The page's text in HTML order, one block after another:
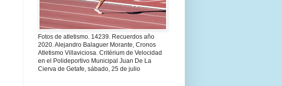
Fotos de atletismo. 14239. Recuerdos año
2020. Alejandro Balaguer Morante, Cronos
Atletismo Villaviciosa. Critérium de Velocidad
en el Polideportivo Municipal Juan De La
Cierva de Getafe, sábado, 25 de julio